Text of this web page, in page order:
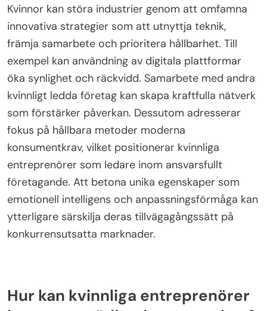
att främja förtroende och lojalitet bland kunder.
När ett varumärke kommunicerar sina verkliga
värderingar och sin mission, resonerar det djupare
med sin publik. Denna koppling kan leda till ökad
kundengagemang och lojalitet. Äkta varumärken
sticker ofta ut på konkurrensutsatta marknader,
eftersom de skapar en unik identitet som särskiljer
dem från konkurrenterna. Som ett resultat är
kunder mer benägna att stödja varumärken som
de uppfattar som genuina och i linje med sina egna
värderingar.
Vilka innovativa tillvägagångssätt kan kvinnor
använda för att störa industrier?
exempel kan användning av digitala plattformar